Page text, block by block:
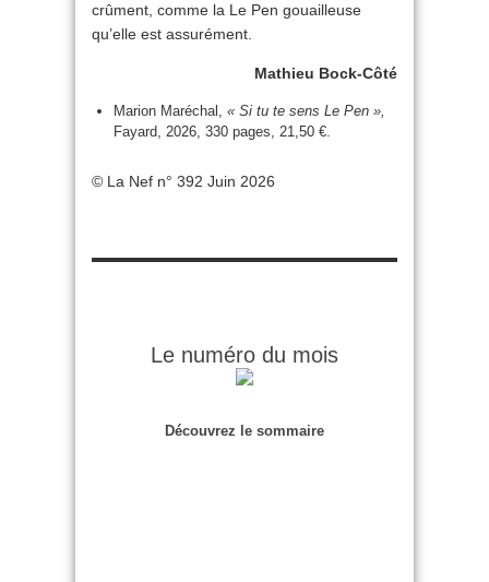
crûment, comme la Le Pen gouailleuse
qu’elle est assurément.
Mathieu Bock-Côté
Marion Maréchal, « Si tu te sens Le Pen »,
Fayard, 2026, 330 pages, 21,50 €.
© La Nef n° 392 Juin 2026
Le numéro du mois
Découvrez le sommaire